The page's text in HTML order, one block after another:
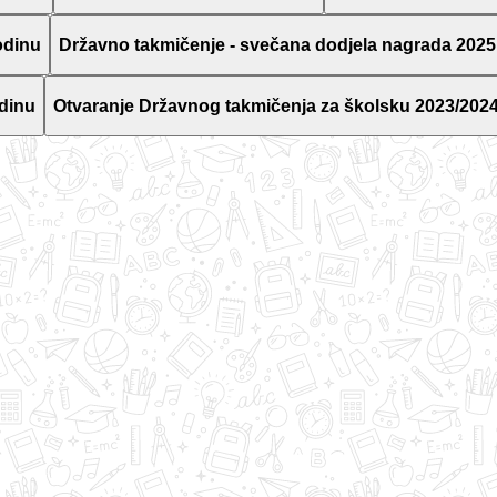
Državno takmičenje - svečana dodjela nagrada 2025
Otvaranje Državnog takmičenja za školsku 2023/